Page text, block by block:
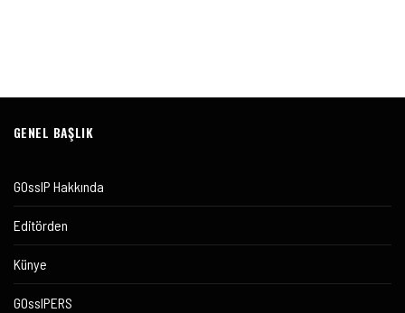
GENEL BAŞLIK
GOssIP Hakkında
Editörden
Künye
GOssIPERS